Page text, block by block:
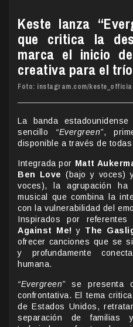
Keste lanza
que critica la
marca el inicio
creativa para el
Foto: instagram.com/
La banda estadounidense
sencillo “Evergreen”,
disponible a través de
Integrada por Matt
Ben Love (bajo y voces)
voces), la agrupación ha
musical que combina la
con la vulnerabilidad del
Inspirados por referentes
Against Me! y The
ofrecer canciones que se
y profundamente
humana.
“Evergreen” se presenta
confrontativa. El tema
de Estados Unidos,
separación de